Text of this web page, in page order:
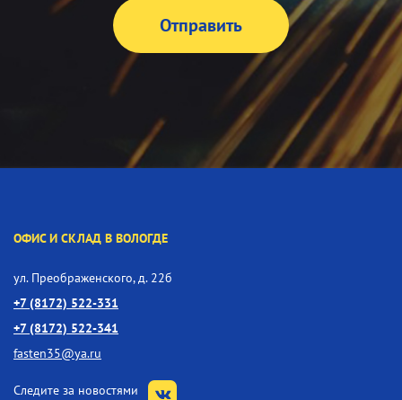
ОФИС И СКЛАД В ВОЛОГДЕ
ул. Преображенского, д. 22б
+7 (8172) 522-331
+7 (8172) 522-341
fasten35@ya.ru
Следите за новостями